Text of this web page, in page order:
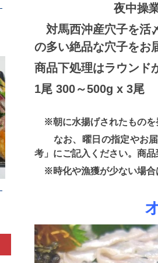
夜中操
対馬西沖産穴子を活
の多い絶品な穴子をお
商品下処理はラウンド
1尾 300～500g x 3尾
※朝に水揚げされたものを
なお、曜日の指定やお届
考」にご記入ください。商
※時化や漁獲が少ない場合